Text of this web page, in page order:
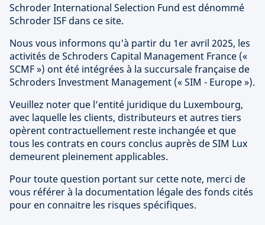
Schroder International Selection Fund est dénommé
Schroder ISF dans ce site.
Nous vous informons qu'à partir du 1er avril 2025, les
activités de Schroders Capital Management France («
SCMF ») ont été intégrées à la succursale française de
Schroders Investment Management (« SIM - Europe »).
Veuillez noter que l’entité juridique du Luxembourg,
avec laquelle les clients, distributeurs et autres tiers
opèrent contractuellement reste inchangée et que
tous les contrats en cours conclus auprès de SIM Lux
demeurent pleinement applicables.
Pour toute question portant sur cette note, merci de
vous référer à la documentation légale des fonds cités
pour en connaitre les risques spécifiques.